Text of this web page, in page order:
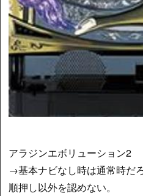
アラジンエボリューション2
→基本ナビなし時は通常時だ
順押し以外を認めない。